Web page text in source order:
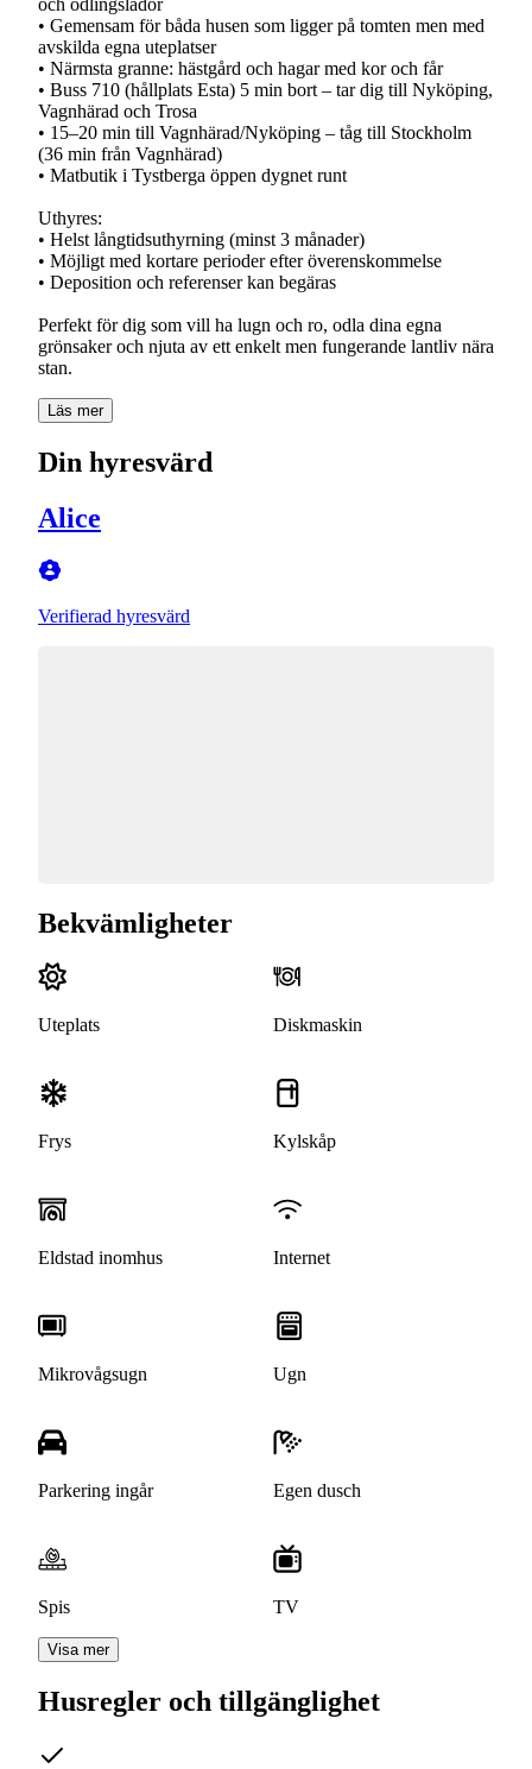
• Gemensam för båda husen som ligger på tomten men med
avskilda egna uteplatser
• Närmsta granne: hästgård och hagar med kor och får
• Buss 710 (hållplats Esta) 5 min bort – tar dig till Nyköping,
Vagnhärad och Trosa
• 15–20 min till Vagnhärad/Nyköping – tåg till Stockholm
(36 min från Vagnhärad)
• Matbutik i Tystberga öppen dygnet runt
Uthyres:
• Helst långtidsuthyrning (minst 3 månader)
• Möjligt med kortare perioder efter överenskommelse
• Deposition och referenser kan begäras
Perfekt för dig som vill ha lugn och ro, odla dina egna
grönsaker och njuta av ett enkelt men fungerande lantliv nära
stan.
Läs mer
Din hyresvärd
Alice
Verifierad hyresvärd
Bekvämligheter
Uteplats Diskmaskin
Frys Kylskåp
Eldstad inomhus Internet
Mikrovågsugn Ugn
Parkering ingår Egen dusch
Spis TV
Visa mer
Husregler och tillgänglighet